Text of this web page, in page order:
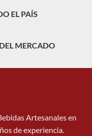
EL PAÍS
MERCADO
Artesanales en
de experiencia.